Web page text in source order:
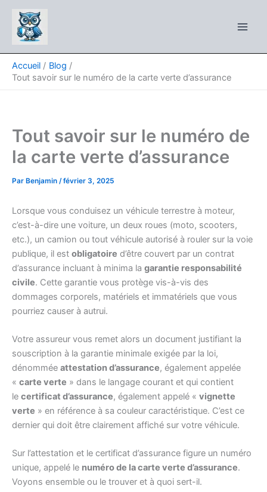
contenu
Accueil
Blog
Tout savoir sur le numéro de la carte verte d’assurance
Tout savoir sur le numéro de
la carte verte d’assurance
Par Benjamin /février 3, 2025
Lorsque vous conduisez un véhicule terrestre à moteur,
c’est-à-dire une voiture, un deux roues (moto, scooters,
etc.), un camion ou tout véhicule autorisé à rouler sur la voie
publique, il est obligatoire d’être couvert par un contrat
d’assurance incluant à minima la garantie responsabilité
civile. Cette garantie vous protège vis-à-vis des
dommages corporels, matériels et immatériels que vous
pourriez causer à autrui.
Votre assureur vous remet alors un document justifiant la
souscription à la garantie minimale exigée par la loi,
dénommée attestation d’assurance, également appelée
« carte verte » dans le langage courant et qui contient
le certificat d’assurance, également appelé « vignette
verte » en référence à sa couleur caractéristique. C’est ce
dernier qui doit être clairement affiché sur votre véhicule.
Sur l’attestation et le certificat d’assurance figure un numéro
unique, appelé le numéro de la carte verte d’assurance.
Voyons ensemble ou le trouver et à quoi sert-il.